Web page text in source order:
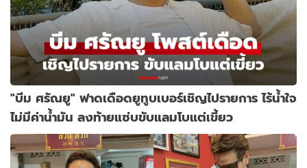
"บีม ศรัณยู" ฟาดเดือดยูทูบเบอร์เชิญไปรายการ ไร้น้ำใจ
ไม่มีค่าน้ำมัน ลงท้ายแซ่บขับแลมโบแต่เขี้ยว